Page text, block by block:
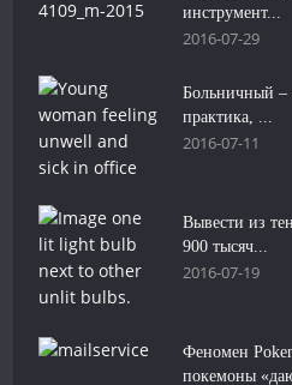
инструмент...
2016-07-29
Больничный –
практика, ...
2016-07-11
Вывести из
900 тысяч...
2016-07-19
Феномен
покемоны